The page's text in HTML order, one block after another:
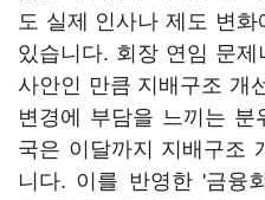
도 실제 인사나 제도 변
있습니다. 회장 연임 문
사안인 만큼 지배구조 개
변경에 부담을 느끼는 분
국은 이달까지 지배구조
니다. 이를 반영한 '금융